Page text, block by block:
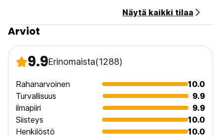
Näytä kaikki tilaa
Arviot
9.9Erinomaista(1288)
Rahanarvoinen
10.0
Turvallisuus
9.9
ilmapiiri
9.9
Siisteys
10.0
Henkilöstö
10.0